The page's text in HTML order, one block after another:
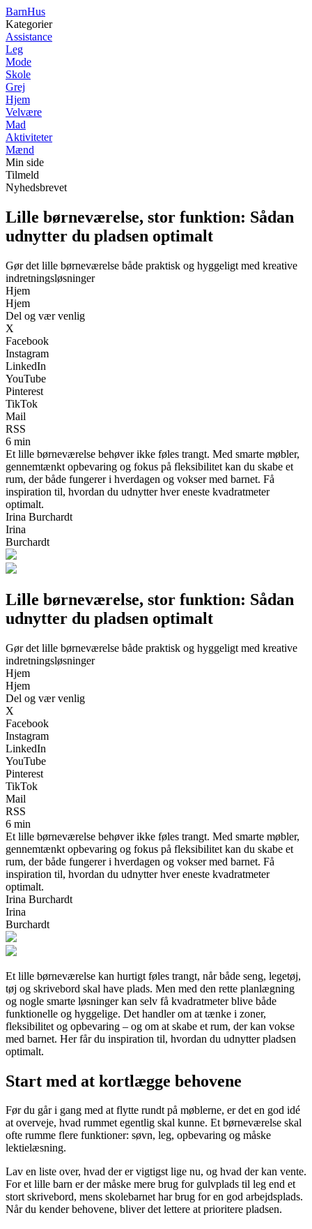
BarnHus
Kategorier
Assistance
Leg
Mode
Skole
Grej
Hjem
Velvære
Mad
Aktiviteter
Mænd
Min side
Tilmeld
Nyhedsbrevet
Lille børneværelse, stor funktion: Sådan
udnytter du pladsen optimalt
Gør det lille børneværelse både praktisk og hyggeligt med kreative
indretningsløsninger
Hjem
Hjem
Del og vær venlig
X
Facebook
Instagram
LinkedIn
YouTube
Pinterest
TikTok
Mail
RSS
6 min
Et lille børneværelse behøver ikke føles trangt. Med smarte møbler,
gennemtænkt opbevaring og fokus på fleksibilitet kan du skabe et
rum, der både fungerer i hverdagen og vokser med barnet. Få
inspiration til, hvordan du udnytter hver eneste kvadratmeter
optimalt.
Irina Burchardt
Irina
Burchardt
Lille børneværelse, stor funktion: Sådan
udnytter du pladsen optimalt
Gør det lille børneværelse både praktisk og hyggeligt med kreative
indretningsløsninger
Hjem
Hjem
Del og vær venlig
X
Facebook
Instagram
LinkedIn
YouTube
Pinterest
TikTok
Mail
RSS
6 min
Et lille børneværelse behøver ikke føles trangt. Med smarte møbler,
gennemtænkt opbevaring og fokus på fleksibilitet kan du skabe et
rum, der både fungerer i hverdagen og vokser med barnet. Få
inspiration til, hvordan du udnytter hver eneste kvadratmeter
optimalt.
Irina Burchardt
Irina
Burchardt
Et lille børneværelse kan hurtigt føles trangt, når både seng, legetøj,
tøj og skrivebord skal have plads. Men med den rette planlægning
og nogle smarte løsninger kan selv få kvadratmeter blive både
funktionelle og hyggelige. Det handler om at tænke i zoner,
fleksibilitet og opbevaring – og om at skabe et rum, der kan vokse
med barnet. Her får du inspiration til, hvordan du udnytter pladsen
optimalt.
Start med at kortlægge behovene
Før du går i gang med at flytte rundt på møblerne, er det en god idé
at overveje, hvad rummet egentlig skal kunne. Et børneværelse skal
ofte rumme flere funktioner: søvn, leg, opbevaring og måske
lektielæsning.
Lav en liste over, hvad der er vigtigst lige nu, og hvad der kan vente.
For et lille barn er der måske mere brug for gulvplads til leg end et
stort skrivebord, mens skolebarnet har brug for en god arbejdsplads.
Når du kender behovene, bliver det lettere at prioritere pladsen.